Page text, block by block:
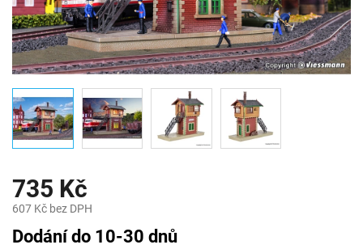
735 Kč
607 Kč bez DPH
Měrná
cena:
Dodání do 10-30 dnů